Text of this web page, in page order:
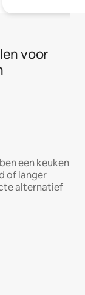
voor
een keuken
of langer
alternatief